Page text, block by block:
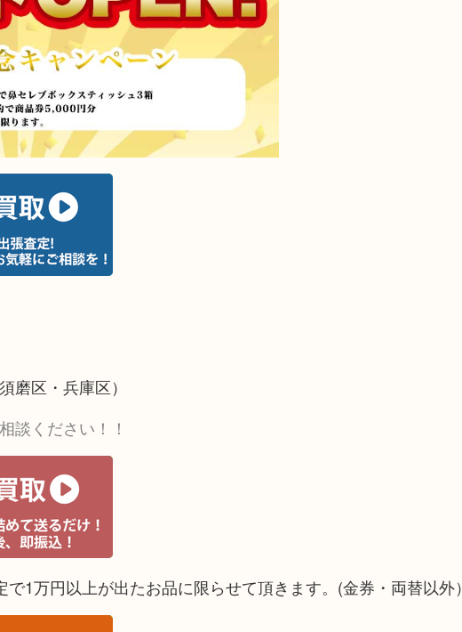
磨区・兵庫区）
談ください！！
1万円以上が出たお品に限らせて頂きます。(金券・両替以外）